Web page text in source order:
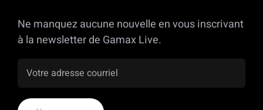
Ne manquez aucune nouvelle en vous inscrivant
à la newsletter de Gamax Live.